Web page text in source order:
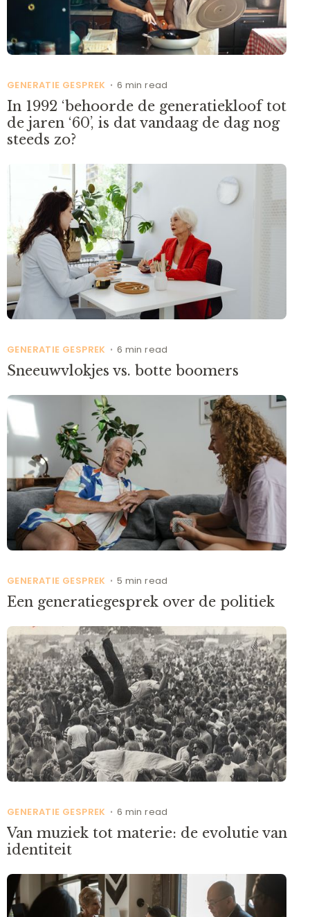
GENERATIE GESPREK • 6 min read
In 1992 ‘behoorde de generatiekloof tot
de jaren ‘60’, is dat vandaag de dag nog
steeds zo?
GENERATIE GESPREK • 6 min read
Sneeuwvlokjes vs. botte boomers
GENERATIE GESPREK • 5 min read
Een generatiegesprek over de politiek
GENERATIE GESPREK • 6 min read
Van muziek tot materie: de evolutie van
identiteit